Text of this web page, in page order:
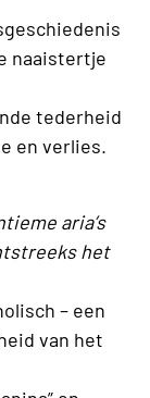
naaistertje
tederheid
en verlies.
aria’s
het
– een
van het